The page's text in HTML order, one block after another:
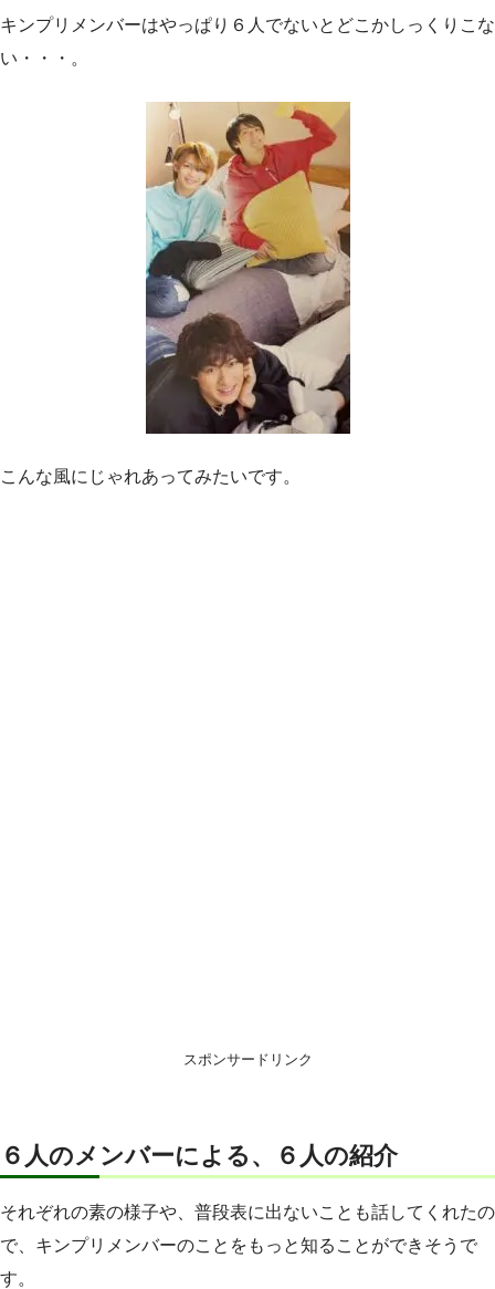
キンプリメンバーはやっぱり６人でないとどこかしっくりこな
い・・・。
こんな風にじゃれあってみたいです。
スポンサードリンク
６人のメンバーによる、６人の紹介
それぞれの素の様子や、普段表に出ないことも話してくれたの
で、キンプリメンバーのことをもっと知ることができそうで
す。